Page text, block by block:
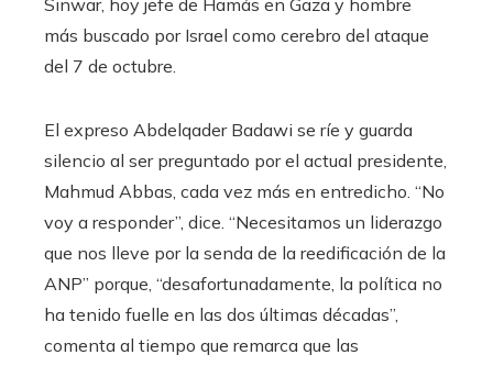
Sinwar, hoy jefe de Hamás en Gaza y hombre
más buscado por Israel como cerebro del ataque
del 7 de octubre.
El expreso Abdelqader Badawi se ríe y guarda
silencio al ser preguntado por el actual presidente,
Mahmud Abbas, cada vez más en entredicho. “No
voy a responder”, dice. “Necesitamos un liderazgo
que nos lleve por la senda de la reedificación de la
ANP” porque, “desafortunadamente, la política no
ha tenido fuelle en las dos últimas décadas”,
comenta al tiempo que remarca que las